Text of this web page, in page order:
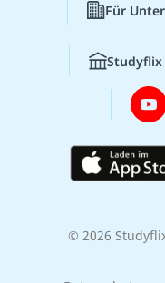
Für
Studyflix
© 2026